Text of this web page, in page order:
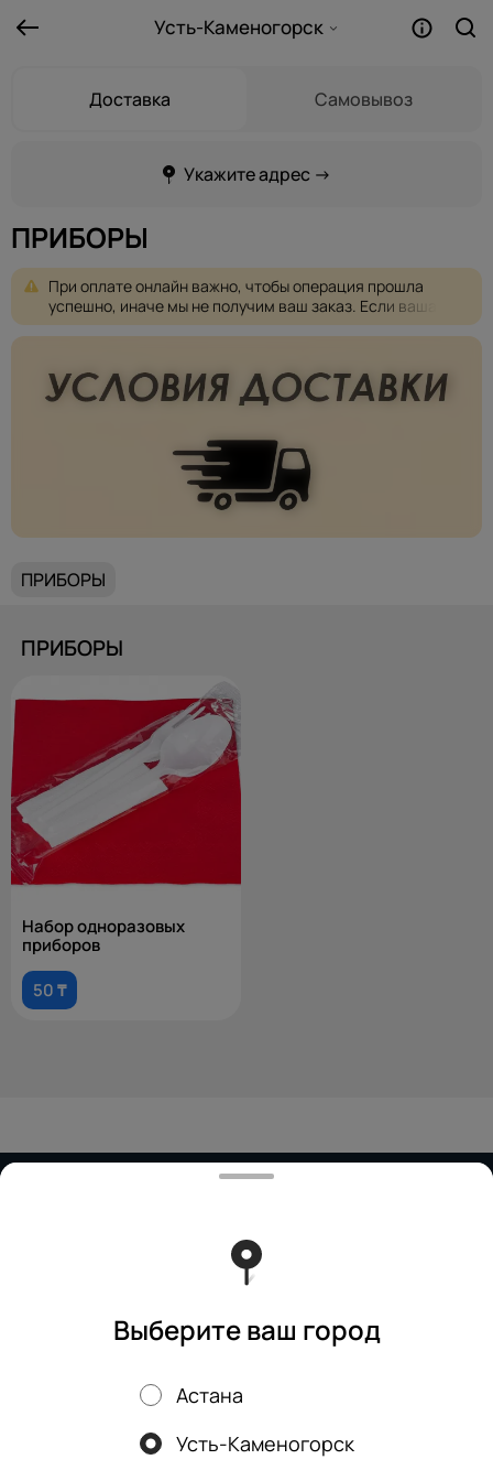
Усть-Каменогорск
Доставка Самовывоз
Укажите адрес →
ПРИБОРЫ
При оплатеонлайн важно, чтобыоперация прошла
успешно, иначе мы не получим ваш заказ. Если ваша
оплатанепроходит,пожалуйста,выберитедругую
ПРИБОРЫ
ПРИБОРЫ
Набор одноразовых
приборов
50 ₸
Политика конфиденциальности
Акции, скидки, кэшбэк − в нашем приложении!
Выберите ваш город
Астана
Усть-Каменогорск